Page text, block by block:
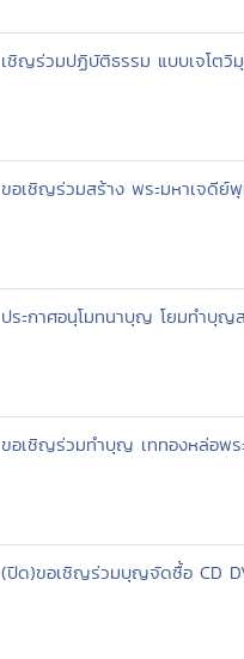
เชิญร่วมปฏิบัติธรรม แบบเจโ
ขอเชิญร่วมสร้าง พระมหาเจดีย์
ประกาศอนุโมทนาบุญ โยมทำบุญส
ขอเชิญร่วมทำบุญ เททองหล่อพร
(ปิด)ขอเชิญร่วมบุญจัดซื้อ CD